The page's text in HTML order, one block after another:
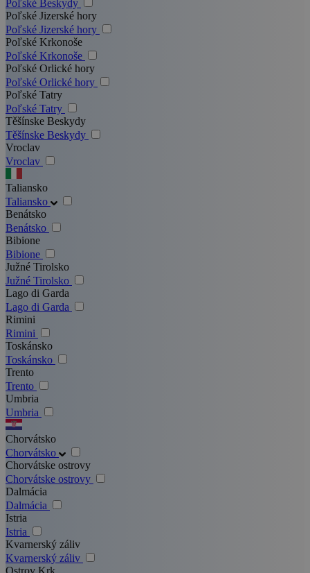
Poľské Beskydy
Poľské Jizerské hory
Poľské Jizerské hory
Poľské Krkonoše
Poľské Krkonoše
Poľské Orlické hory
Poľské Orlické hory
Poľské Tatry
Poľské Tatry
Těšínske Beskydy
Těšínske Beskydy
Vroclav
Vroclav
Taliansko
Taliansko
Benátsko
Benátsko
Bibione
Bibione
Južné Tirolsko
Južné Tirolsko
Lago di Garda
Lago di Garda
Rimini
Rimini
Toskánsko
Toskánsko
Trento
Trento
Umbria
Umbria
Chorvátsko
Chorvátsko
Chorvátske ostrovy
Chorvátske ostrovy
Dalmácia
Dalmácia
Istria
Istria
Kvarnerský záliv
Kvarnerský záliv
Ostrov Krk